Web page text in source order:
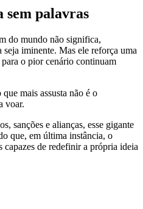
sem palavras
do mundo não significa,
seja iminente. Mas ele reforça uma
o pior cenário continuam
mais assusta não é o
voar.
sanções e alianças, esse gigante
que, em última instância, o
de redefinir a própria ideia